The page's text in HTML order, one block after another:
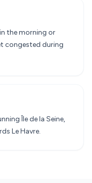
the morning or
congested during
Île de la Seine,
Le Havre.